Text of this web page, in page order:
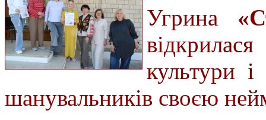
Угрина
культури
шанувальників своєю